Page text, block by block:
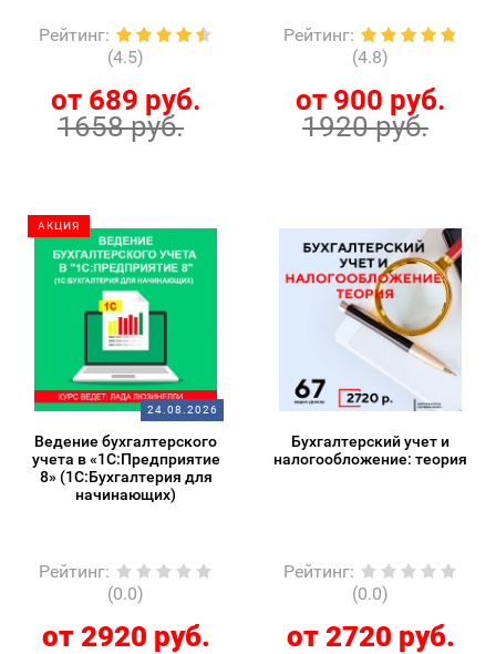
Рейтинг:
(4.5)
от 689 руб.
1658 руб.
Рейтинг:
(4.8)
от 900 руб.
1920 руб.
АКЦИЯ
24.08.2026
Ведение бухгалтерского
учета в «1С:Предприятие
8» (1С:Бухгалтерия для
начинающих)
Рейтинг:
(0.0)
от 2920 руб.
Бухгалтерский учет и
налогообложение: теория
Рейтинг:
(0.0)
от 2720 руб.